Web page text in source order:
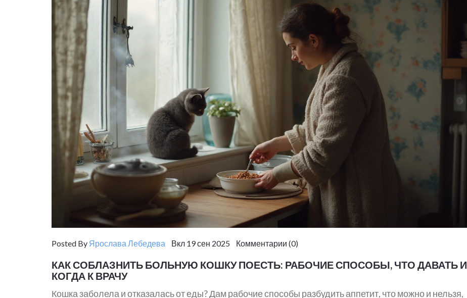
Posted By Ярослава Лебедева Вкл 19 сен 2025 Комментарии (0)
КАК СОБЛАЗНИТЬ БОЛЬНУЮ КОШКУ ПОЕСТЬ: РАБОЧИЕ СПОСОБЫ, ЧТО ДАВАТЬ И
КОГДА К ВРАЧУ
Кошка заболела и отказалась от еды? Дам рабочие способы разбудить аппетит, что можно и нельзя,